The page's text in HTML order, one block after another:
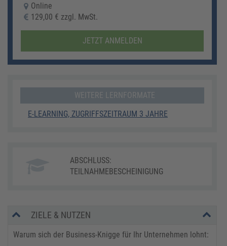
Online
129,00 € zzgl. MwSt.
JETZT ANMELDEN
WEITERE LERNFORMATE
E-LEARNING, ZUGRIFFSZEITRAUM 3 JAHRE
ABSCHLUSS:
TEILNAHMEBESCHEINIGUNG
ZIELE & NUTZEN
Warum sich der Business-Knigge für Ihr Unternehmen lohnt: